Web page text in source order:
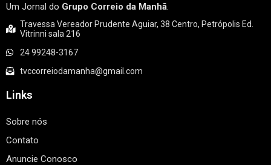
Um Jornal do Grupo Correio da Manhã.
Travessa Vereador Prudente Aguiar, 38 Centro, Petrópolis Ed.
Vitrinni sala 216
24 99248-3167
tvccorreiodamanha@gmail.com
Links
Sobre nós
Contato
Anuncie Conosco